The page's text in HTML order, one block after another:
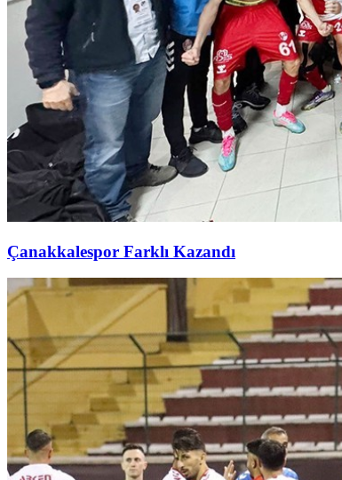
Çanakkalespor Farklı Kazandı